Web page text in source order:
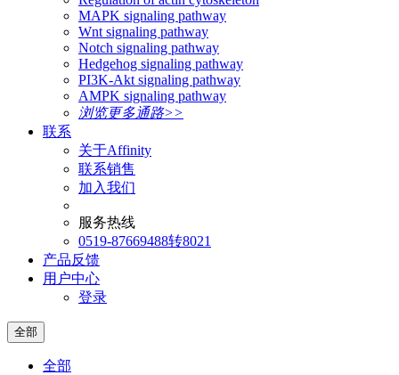
MAPK signaling pathway
Wnt signaling pathway
Notch signaling pathway
Hedgehog signaling pathway
PI3K-Akt signaling pathway
AMPK signaling pathway
浏览更多通路>>
联系
关于Affinity
联系销售
加入我们
服务热线
0519-87669488转8021
产品反馈
用户中心
登录
全部
全部